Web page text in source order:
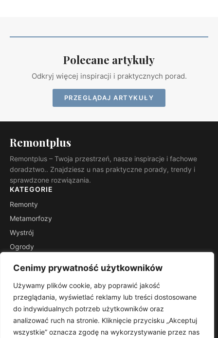
Cenimy prywatność użytkowników
Używamy plików cookie, aby poprawić jakość
przeglądania, wyświetlać reklamy lub treści dostosowane
do indywidualnych potrzeb użytkowników oraz
analizować ruch na stronie. Kliknięcie przycisku „Akceptuj
wszystkie” oznacza zgodę na wykorzystywanie przez nas
Polecane artykuły
Odkryj więcej inspiracji i praktycznych porad.
PRZEGLĄDAJ ARTYKUŁY
Remontplus
Remontplus – Twoja przestrzeń, nasze inspiracje i fachowe
doradztwo.. Znajdziesz u nas praktyczne porady, trendy i
sprawdzone rozwiązania.
KATEGORIE
Remonty
Metamorfozy
Wystrój
Ogrody
INFORMACJE
Kontakt
Mapa witryny
Polityka prywatności